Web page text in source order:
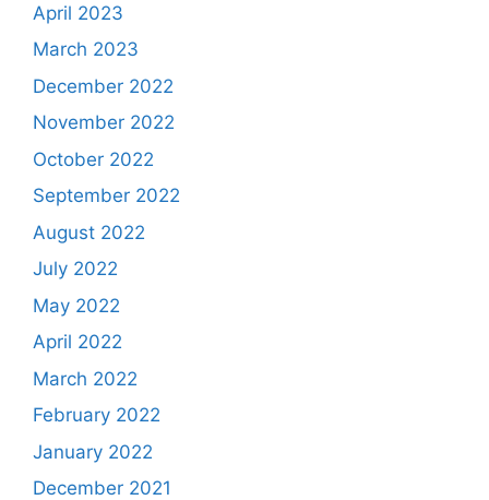
April 2023
March 2023
December 2022
November 2022
October 2022
September 2022
August 2022
July 2022
May 2022
April 2022
March 2022
February 2022
January 2022
December 2021